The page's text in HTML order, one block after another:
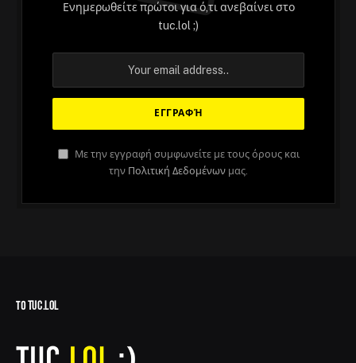
Ενημερωθείτε πρώτοι για ό,τι ανεβαίνει στο
tuc.lol ;)
Με την εγγραφή συμφωνείτε με τους όρους και
την Πολιτική Δεδομένων μας.
ΤΟ TUC.LOL